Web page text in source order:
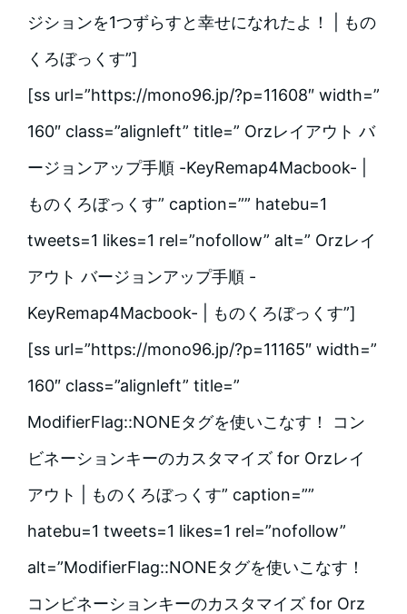
ジションを1つずらすと幸せになれたよ！ | もの
くろぼっくす”]
[ss url=”https://mono96.jp/?p=11608″ width=”
160″ class=”alignleft” title=” Orzレイアウト バ
ージョンアップ手順 -KeyRemap4Macbook- |
ものくろぼっくす” caption=”” hatebu=1
tweets=1 likes=1 rel=”nofollow” alt=” Orzレイ
アウト バージョンアップ手順 -
KeyRemap4Macbook- | ものくろぼっくす”]
[ss url=”https://mono96.jp/?p=11165″ width=”
160″ class=”alignleft” title=”
ModifierFlag::NONEタグを使いこなす！ コン
ビネーションキーのカスタマイズ for Orzレイ
アウト | ものくろぼっくす” caption=””
hatebu=1 tweets=1 likes=1 rel=”nofollow”
alt=”ModifierFlag::NONEタグを使いこなす！
コンビネーションキーのカスタマイズ for Orz